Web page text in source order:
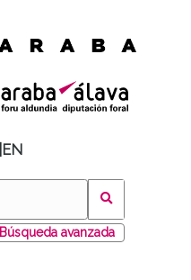
EN
Búsqueda avanzada